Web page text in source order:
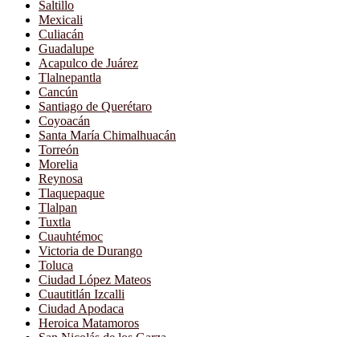
Saltillo
Mexicali
Culiacán
Guadalupe
Acapulco de Juárez
Tlalnepantla
Cancún
Santiago de Querétaro
Coyoacán
Santa María Chimalhuacán
Torreón
Morelia
Reynosa
Tlaquepaque
Tlalpan
Tuxtla
Cuauhtémoc
Victoria de Durango
Toluca
Ciudad López Mateos
Cuautitlán Izcalli
Ciudad Apodaca
Heroica Matamoros